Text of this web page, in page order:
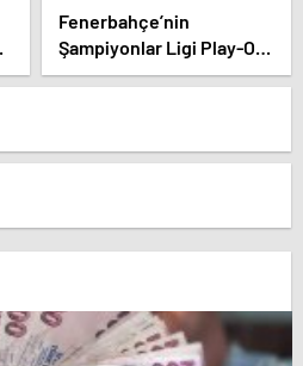
Fenerbahçe’nin
Şampiyonlar Ligi Play-Off
Turundaki Muhtemel